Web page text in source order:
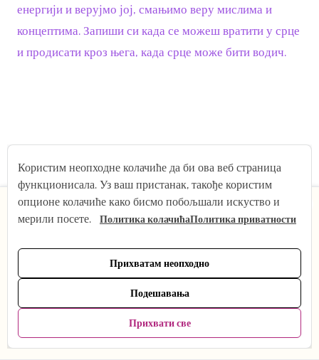
енергији и верујмо јој, смањимо веру мислима и
концептима. Запиши си када се можеш вратити у срце
и продисати кроз њега, када срце може бити водич.
60 МИН
9. ПРЕПУШТАЊЕ ВИШОЈ
ИНТЕЛИГЕНЦИЈИ
Од 1. јула мењам ритам на кратко — беба ми долази!
онлајн јога је тренутно на паузи. Вратићу се пуном
ритму у октобру. Хвала вам на разумевању — видимо
се ускоро, уживо или путем снимка. Тена :)
Користим неопходне колачиће да би ова веб страница
функционисала. Уз ваш пристанак, такође користим
опционе колачиће како бисмо побољшали искуство и
мерили посете.
Политика колачићаПолитика приватности
Прихватам неопходно
Подешавања
Прихвати све